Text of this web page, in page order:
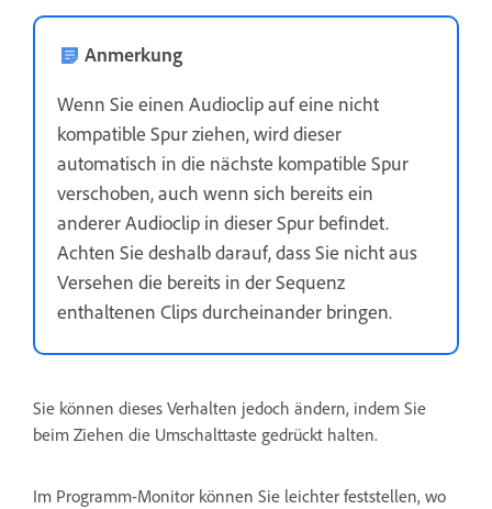
Anmerkung
Wenn Sie einen Audioclip auf eine nicht
kompatible Spur ziehen, wird dieser
automatisch in die nächste kompatible Spur
verschoben, auch wenn sich bereits ein
anderer Audioclip in dieser Spur befindet.
Achten Sie deshalb darauf, dass Sie nicht aus
Versehen die bereits in der Sequenz
enthaltenen Clips durcheinander bringen.
Sie können dieses Verhalten jedoch ändern, indem Sie
beim Ziehen die Umschalttaste gedrückt halten.
Im Programm-Monitor können Sie leichter feststellen, wo